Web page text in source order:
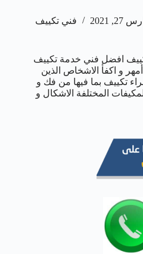
27, 2021 فني تكييف
افضل فني خدمة تكييف
و اكفأ الاشخاص الذين
تكييف بما فيها من فك و
المختلفة الاشكال و